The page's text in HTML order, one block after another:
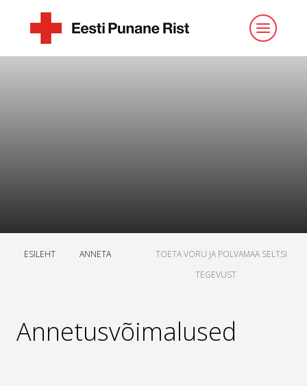
ESILEHT ANNETA
TOETA VORU JA POLVAMAA SELTSI
TEGEVUST
Annetusvõimalused